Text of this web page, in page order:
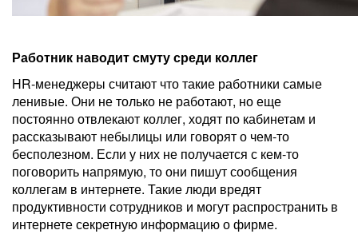
Работник наводит смуту среди коллег
HR-менеджеры считают что такие работники самые
ленивые. Они не только не работают, но еще
постоянно отвлекают коллег, ходят по кабинетам и
рассказывают небылицы или говорят о чем-то
бесполезном. Если у них не получается с кем-то
поговорить напрямую, то они пишут сообщения
коллегам в интернете. Такие люди вредят
продуктивности сотрудников и могут распространить в
интернете секретную информацию о фирме.